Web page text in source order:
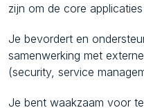
zijn om de core
Je bevordert en
samenwerking met
(security, service
Je bent waakzaam voor